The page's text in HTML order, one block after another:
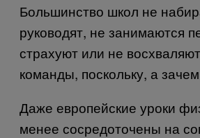
Большинство школ не
руководят, не занимаются
страхуют или не
команды, поскольку, а
Даже европейские уроки
менее сосредоточены на